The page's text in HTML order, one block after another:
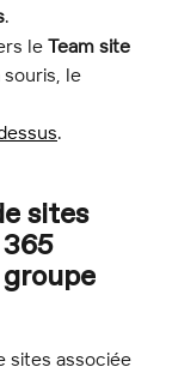
.
le Team site
le
.
sites
sites associée